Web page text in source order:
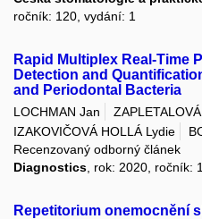
ročník: 120, vydání: 1
Rapid Multiplex Real-Time
Detection and
and Periodontal Bacteria
LOCHMAN Jan
IZAKOVIČOVÁ HOLLÁ Lydie
Recenzovaný odborný článek
Diagnostics , rok: 2020, ročník:
Repetitorium onemocnění